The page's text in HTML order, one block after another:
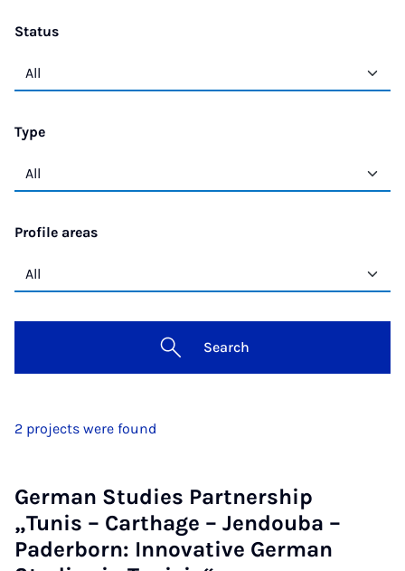
Status
Type
Profile areas
Search
2 projects were found
German Studies Partnership
„Tunis – Carthage – Jendouba –
Paderborn: Innovative German